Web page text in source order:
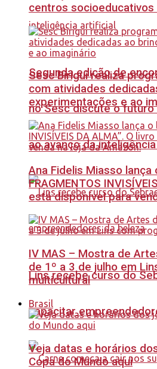
Segunda edição de
no Sesc discute o
ao avanço da
Lins recebe curso do
capacitar
centros
Sesc Birigui realiza
com atividades
experimentações e ao
Ana Fidelis Miasso lança
FRAGMENTOS
está disponível para
IV MAS – Mostra de
de 1º a 3 de julho em
multicultural
Brasil
Veja datas e horários
Copa do Mundo aqui